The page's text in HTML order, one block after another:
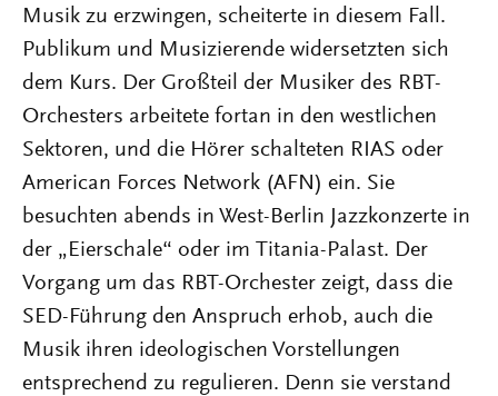
Musik zu erzwingen, scheiterte in diesem Fall.
Publikum und Musizierende widersetzten sich
dem Kurs. Der Großteil der Musiker des RBT-
Orchesters arbeitete fortan in den westlichen
Sektoren, und die Hörer schalteten RIAS oder
American Forces Network (AFN) ein. Sie
besuchten abends in West-Berlin Jazzkonzerte in
der „Eierschale“ oder im Titania-Palast. Der
Vorgang um das RBT-Orchester zeigt, dass die
SED-Führung den Anspruch erhob, auch die
Musik ihren ideologischen Vorstellungen
entsprechend zu regulieren. Denn sie verstand